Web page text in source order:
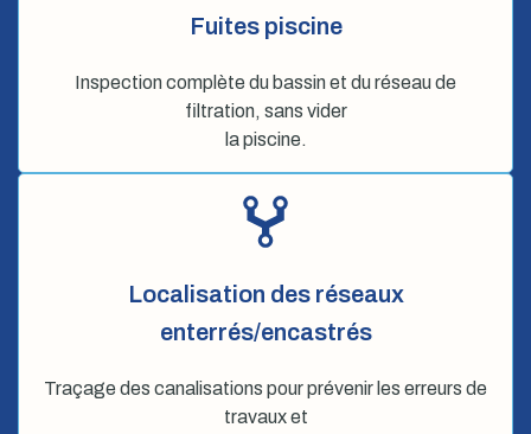
Fuites piscine
Inspection complète du bassin et du réseau de
filtration, sans vider
la piscine.
Localisation des réseaux
enterrés/encastrés
Traçage des canalisations pour prévenir les erreurs de
travaux et